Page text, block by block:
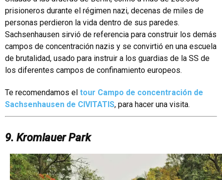
prisioneros durante el régimen nazi, decenas de miles de
personas perdieron la vida dentro de sus paredes.
Sachsenhausen sirvió de referencia para construir los demás
campos de concentración nazis y se convirtió en una escuela
de brutalidad, usado para instruir a los guardias de la SS de
los diferentes campos de confinamiento europeos.
Te recomendamos el tour Campo de concentración de
Sachsenhausen de CIVITATIS, para hacer una visita.
9. Kromlauer Park